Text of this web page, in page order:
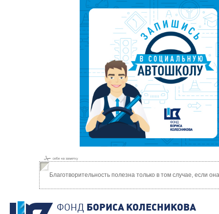
Благотворительность полезна только в том случае, если
ФОНД БОРИСА КОЛЕСНИКОВА